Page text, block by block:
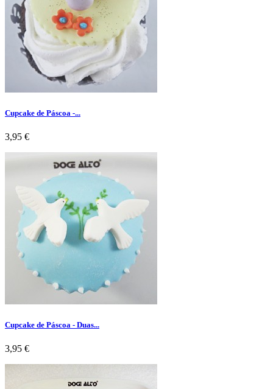
Cupcake de Páscoa -...
Preço
3,95 €
Cupcake de Páscoa - Duas...
Preço
3,95 €